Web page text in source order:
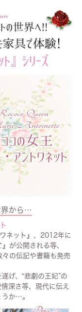
界から…
ネット』、2012年に
が公開される等、
の伝記や書籍も発売
げ、‟悲劇の王妃”の
深さ等、現代に伝え
うか…。